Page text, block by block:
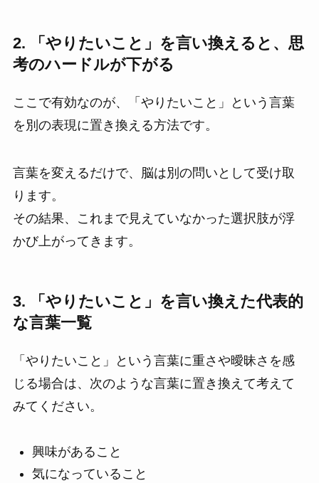
2. 「やりたいこと」を言い換えると、思
考のハードルが下がる
ここで有効なのが、「やりたいこと」という言葉
を別の表現に置き換える方法です。
言葉を変えるだけで、脳は別の問いとして受け取
ります。
その結果、これまで見えていなかった選択肢が浮
かび上がってきます。
3. 「やりたいこと」を言い換えた代表的
な言葉一覧
「やりたいこと」という言葉に重さや曖昧さを感
じる場合は、次のような言葉に置き換えて考えて
みてください。
興味があること
気になっていること